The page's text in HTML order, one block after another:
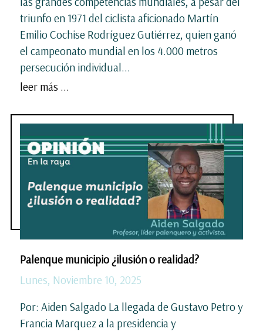
triunfo en 1971 del ciclista aficionado Martín
Emilio Cochise Rodríguez Gutiérrez, quien ganó
el campeonato mundial en los 4.000 metros
persecución individual...
leer más ...
Palenque municipio ¿ilusión o realidad?
Lunes, Noviembre 10, 2025
Por: Aiden Salgado La llegada de Gustavo Petro y
Francia Marquez a la presidencia y